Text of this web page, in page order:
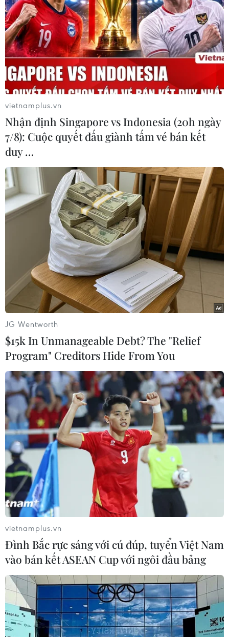
Play
Video
# Kinh doanh ngoại tệ
#Cơ chế phòng ngừa rủi ro
#TPP
#Định chế tài chính
#BIDV
#chấp nhận mạo hiểm
Theo dõi VietnamPlus
TIN LIÊN QUAN
Với TPP, doanh nghiệp Việt phải cạnh
vietnamplus.vn
Nhận định Singapore vs Indonesia (20h ngày
7/8): Cuộc quyết đấu giành tấm vé bán kết
duy …
JG Wentworth
$15k In Unmanageable Debt? The "Relief
Program" Creditors Hide From You
vietnamplus.vn
Đình Bắc rực sáng với cú đúp, tuyển Việt Nam
vào bán kết ASEAN Cup với ngôi đầu bảng